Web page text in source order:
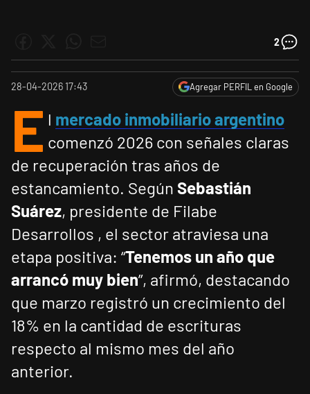
2
28-04-2026 17:43 Agregar PERFIL en Google
E l mercado inmobiliario argentino
comenzó 2026 con señales claras
de recuperación tras años de
estancamiento. Según Sebastián
Suárez, presidente de Filabe
Desarrollos , el sector atraviesa una
etapa positiva: “Tenemos un año que
arrancó muy bien”, afirmó, destacando
que marzo registró un crecimiento del
18% en la cantidad de escrituras
respecto al mismo mes del año
anterior.